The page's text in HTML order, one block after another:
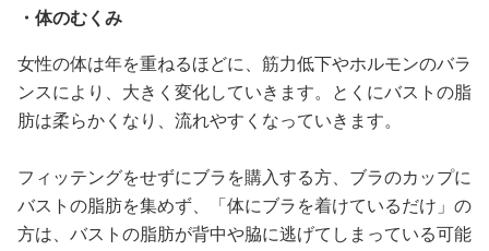
・体のむくみ
女性の体は年を重ねるほどに、筋力低下やホルモンのバラ
ンスにより、大きく変化していきます。とくにバストの脂
肪は柔らかくなり、流れやすくなっていきます。
フィッテングをせずにブラを購入する方、ブラのカップに
バストの脂肪を集めず、「体にブラを着けているだけ」の
方は、バストの脂肪が背中や脇に逃げてしまっている可能